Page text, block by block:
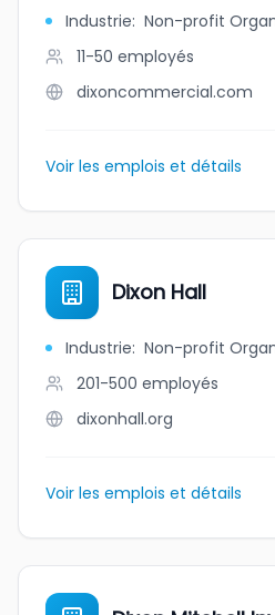
Industrie: Non-profit
11-50 employés
dixoncommercial.com
Voir les emplois et détails
Dixon Hall
Industrie: Non-profit
201-500 employés
dixonhall.org
Voir les emplois et détails